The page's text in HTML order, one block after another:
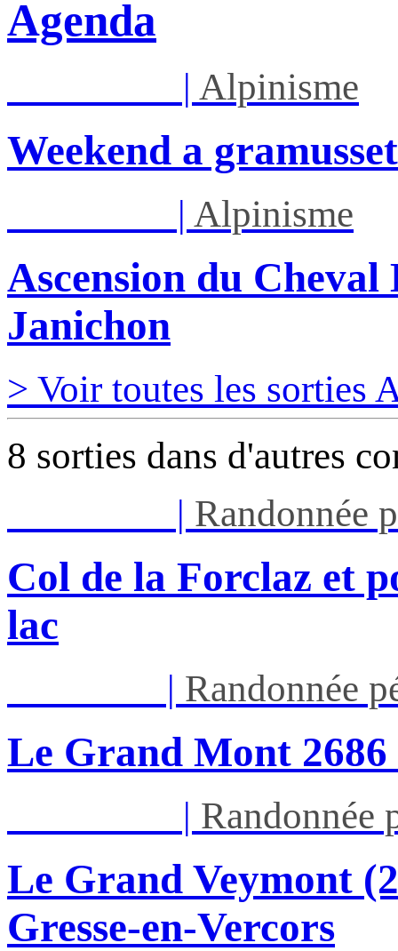
Agenda
| Alpinisme
Weekend a gramusset
| Alpinisme
Ascension du
Janichon
> Voir toutes les sorties
8 sorties dans d'autres
| Randonnée
Col de la Forclaz et
lac
| Randonnée
Le Grand Mont
| Randonnée
Le Grand Veymont
Gresse-en-Vercors